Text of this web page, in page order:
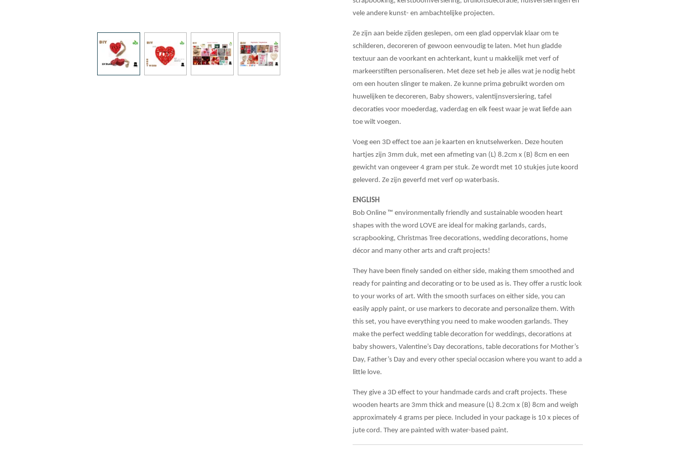
vele andere kunst- en ambachtelijke projecten.
Ze zijn aan beide zijden geslepen, om een glad oppervlak klaar om te
schilderen, decoreren of gewoon eenvoudig te laten. Met hun gladde
textuur aan de voorkant en achterkant, kunt u makkelijk met verf of
markeerstiften personaliseren. Met deze set heb je alles wat je nodig hebt
om een houten slinger te maken. Ze kunne prima gebruikt worden om
huwelijken te decoreren, Baby showers, valentijnsversiering, tafel
decoraties voor moederdag, vaderdag en elk feest waar je wat liefde aan
toe wilt voegen.
Voeg een 3D effect toe aan je kaarten en knutselwerken. Deze houten
hartjes zijn 3mm duk, met een afmeting van (L) 8.2cm x (B) 8cm en een
gewicht van ongeveer 4 gram per stuk. Ze wordt met 10 stukjes jute koord
geleverd. Ze zijn geverfd met verf op waterbasis.
ENGLISH
Bob Online ™ environmentally friendly and sustainable wooden heart
shapes with the word LOVE are ideal for making garlands, cards,
scrapbooking, Christmas Tree decorations, wedding decorations, home
décor and many other arts and craft projects!
They have been finely sanded on either side, making them smoothed and
ready for painting and decorating or to be used as is. They offer a rustic look
to your works of art. With the smooth surfaces on either side, you can
easily apply paint, or use markers to decorate and personalize them. With
this set, you have everything you need to make wooden garlands. They
make the perfect wedding table decoration for weddings, decorations at
baby showers, Valentine’s Day decorations, table decorations for Mother’s
Day, Father’s Day and every other special occasion where you want to add a
little love.
They give a 3D effect to your handmade cards and craft projects. These
wooden hearts are 3mm thick and measure (L) 8.2cm x (B) 8cm and weigh
approximately 4 grams per piece. Included in your package is 10 x pieces of
jute cord. They are painted with water-based paint.